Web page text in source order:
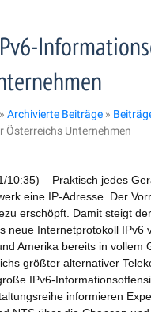
» Archivierte Beiträge »
Unternehmen
10:35) – Praktisch jedes
eine IP-Adresse. Der
erschöpft. Damit steigt
neue Internetprotokoll IPv6
Amerika bereits in vollem
größter alternativer
IPv6-
informieren